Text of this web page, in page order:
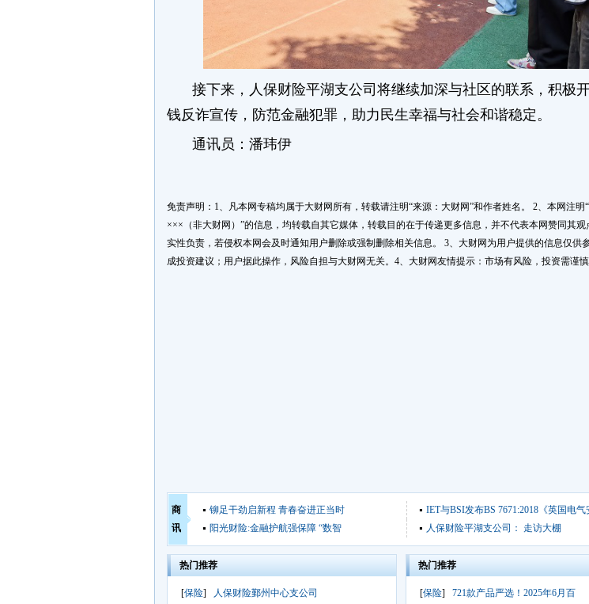
接下来，人保财险平湖支公司将继续加深与社区的联系，积极
钱反诈宣传，防范金融犯罪，助力民生幸福与社会和谐稳定。
通讯员：潘玮伊
免责声明：1、凡本网专稿均属于大财网所有，转载请注明“来源：大财网”和作者姓名。 2、本网注明“
×××（非大财网）”的信息，均转载自其它媒体，转载目的在于传递更多信息，并不代表本网赞同其观
实性负责，若侵权本网会及时通知用户删除或强制删除相关信息。 3、大财网为用户提供的信息仅供
成投资建议；用户据此操作，风险自担与大财网无关。4、大财网友情提示：市场有风险，投资需谨慎
商
讯
铆足干劲启新程 青春奋进正当时
IET与BSI发布BS 7671:2018《英国电气
阳光财险:金融护航强保障 “数智
人保财险平湖支公司： 走访大棚
热门推荐
[保险] 人保财险鄞州中心支公司
热门推荐
[保险] 721款产品严选！2025年6月百